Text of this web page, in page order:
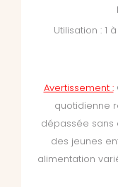
Utilisation : 1
Avertissement :
quotidienne
dépassée sans
des jeunes
alimentation